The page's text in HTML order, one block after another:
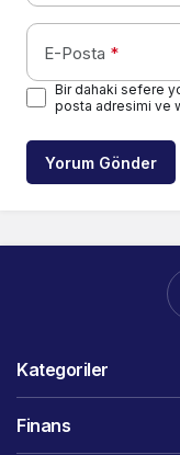
E-Posta *
Bir dahaki sefere
posta adresimi ve
Yorum Gönder
Kategoriler
Finans